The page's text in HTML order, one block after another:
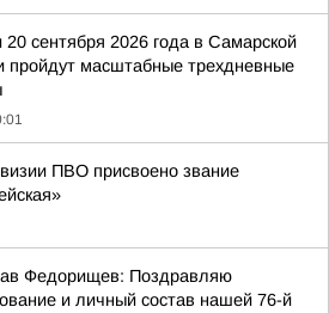
20 сентября 2026 года в Самарской
пройдут масштабные трехдневные
ПВО присвоено звание
Федорищев: Поздравляю
и личный состав нашей 76-й